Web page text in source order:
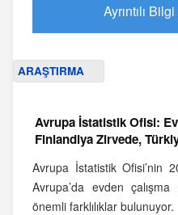
Ayrıntılı
ARAŞTIRMA
Avrupa İstatistik Ofisi:
Finlandiya Zirvede,
Avrupa İstatistik Ofisi’nin
Avrupa’da evden
önemli farklılıklar bulunuyor.